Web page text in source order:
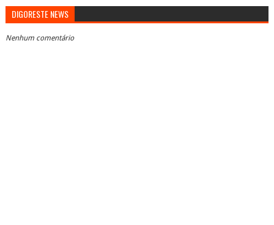
DIGORESTE NEWS
Nenhum comentário